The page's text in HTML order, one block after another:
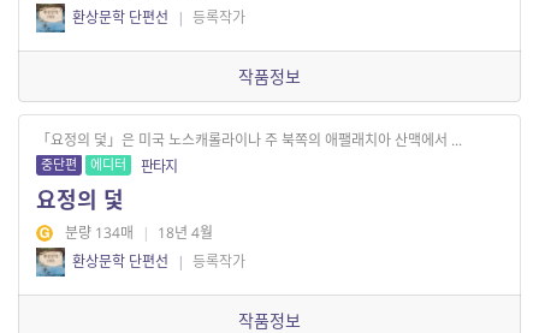
환상문학 단편선
| 등록작가
작품정보
「요정의 덫」은 미국 노스캐롤라이나 주 북쪽의 애팰래치아 산맥에서 ...
중단편 에디터 판타지
요정의 덫
분량 134매 | 18년 4월
환상문학 단편선
| 등록작가
작품정보